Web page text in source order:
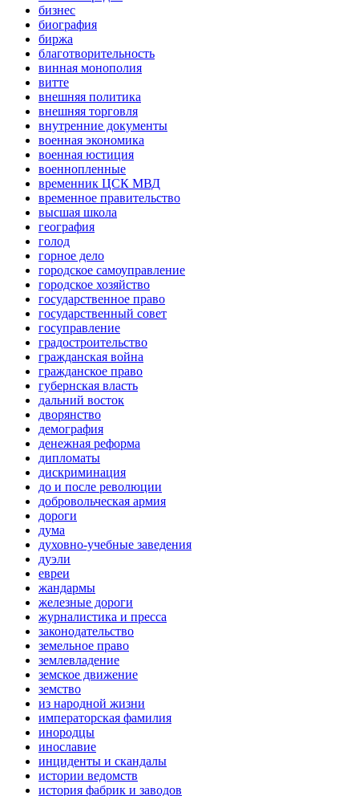
бизнес
биография
биржа
благотворительность
винная монополия
витте
внешняя политика
внешняя торговля
внутренние документы
военная экономика
военная юстиция
военнопленные
временник ЦСК МВД
временное правительство
высшая школа
география
голод
горное дело
городское самоуправление
городское хозяйство
государственное право
государственный совет
госуправление
градостроительство
гражданская война
гражданское право
губернская власть
дальний восток
дворянство
демография
денежная реформа
дипломаты
дискриминация
до и после революции
добровольческая армия
дороги
дума
духовно-учебные заведения
дуэли
евреи
жандармы
железные дороги
журналистика и пресса
законодательство
земельное право
землевладение
земское движение
земство
из народной жизни
императорская фамилия
инородцы
инославие
инциденты и скандалы
истории ведомств
история фабрик и заводов